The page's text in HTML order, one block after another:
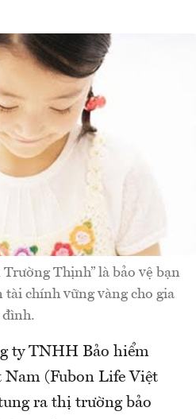
Thịnh” là bảo vệ bạn
chính vững vàng cho gia
đình.
ty TNHH Bảo hiểm
(Fubon Life Việt
ra thị trường bảo